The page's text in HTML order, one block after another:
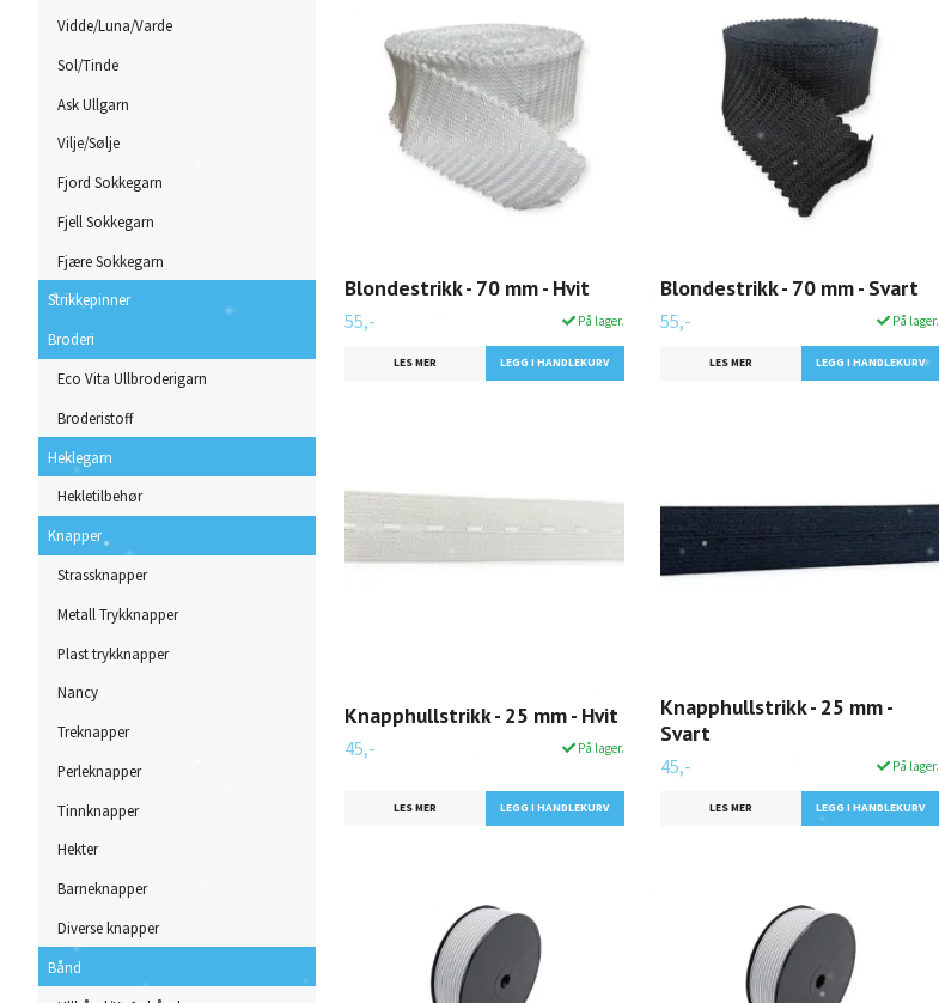
Vidde/Luna/Varde
Sol/Tinde
Ask Ullgarn
Vilje/Sølje
Fjord Sokkegarn
Fjell Sokkegarn
Fjære Sokkegarn
Strikkepinner
Broderi
Eco Vita Ullbroderigarn
Broderistoff
Heklegarn
Hekletilbehør
Knapper
Strassknapper
Metall Trykknapper
Plast trykknapper
Nancy
Treknapper
Perleknapper
Tinnknapper
Hekter
Barneknapper
Diverse knapper
Bånd
Blondestrikk - 70 mm - Hvit
55,- På lager.
LES MER
Blondestrikk - 70 mm - Svart
55,- På lager.
LES MER
Knapphullstrikk - 25 mm - Hvit
45,- På lager.
LES MER
Knapphullstrikk - 25 mm -
Svart
45,- På lager.
LES MER